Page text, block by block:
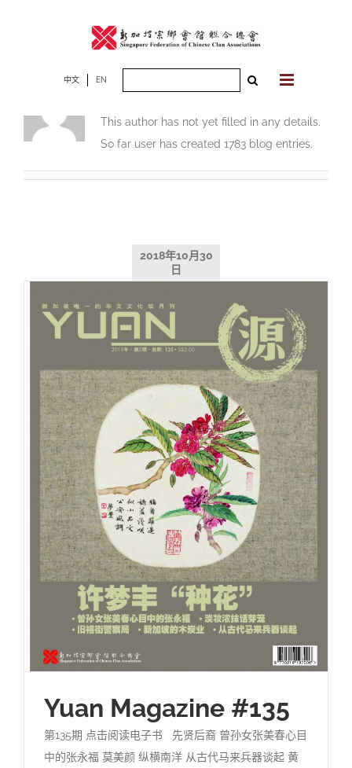
中文 EN
AboutUser
This author has not yet filled in any details.
So far user has created 1783 blog entries.
2018年10月30
日
Yuan Magazine #135
第135期 点击阅读电子书 先贤后裔 曾孙女张美春心目
中的张永福 莫美颜 纵横南洋 从古代马来兵器谈起 黄